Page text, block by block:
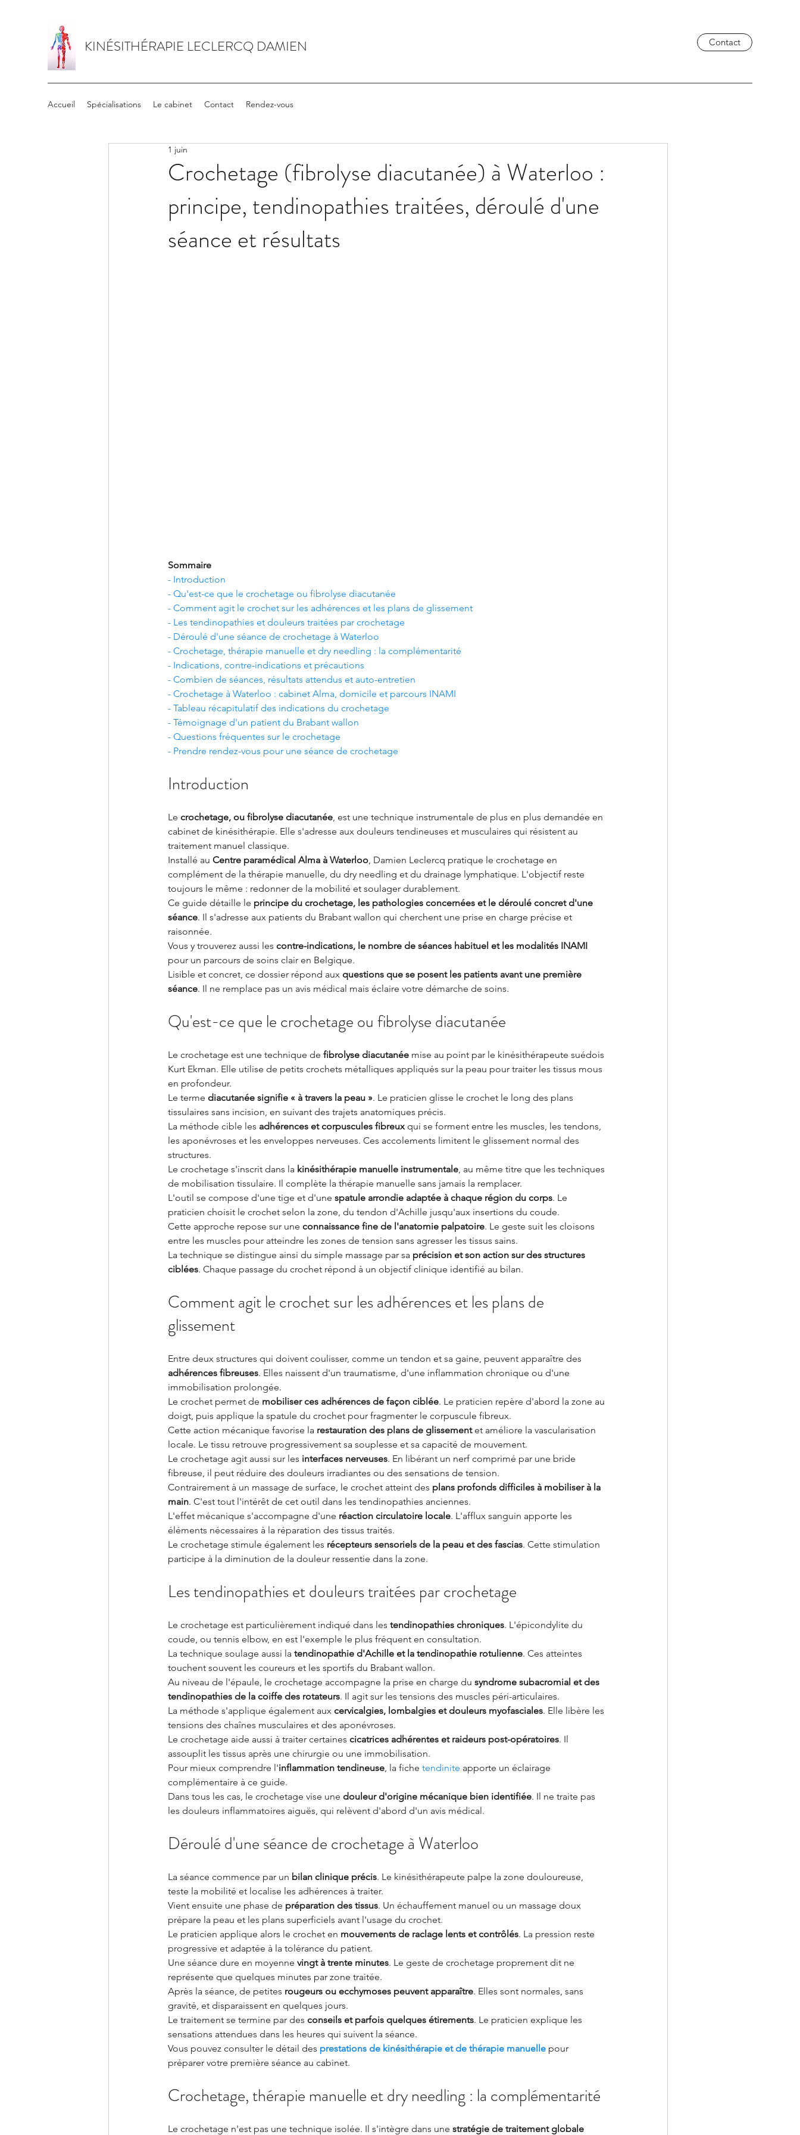
KINÉSITHÉRAPIE LECLERCQ DAMIEN Contact
Accueil Spécialisations Le cabinet Contact Rendez-vous
Crochetage (fibrolyse diacutanée) à Waterloo :
principe, tendinopathies traitées, déroulé d'une
séance et résultats
1 juin
Sommaire
- Introduction
- Qu'est-ce que le crochetage ou fibrolyse diacutanée
- Comment agit le crochet sur les adhérences et les plans de glissement
- Les tendinopathies et douleurs traitées par crochetage
- Déroulé d'une séance de crochetage à Waterloo
- Crochetage, thérapie manuelle et dry needling : la complémentarité
- Indications, contre-indications et précautions
- Combien de séances, résultats attendus et auto-entretien
- Crochetage à Waterloo : cabinet Alma, domicile et parcours INAMI
- Tableau récapitulatif des indications du crochetage
- Témoignage d'un patient du Brabant wallon
- Questions fréquentes sur le crochetage
- Prendre rendez-vous pour une séance de crochetage
Introduction
Le crochetage, ou fibrolyse diacutanée, est une technique instrumentale de plus en plus demandée en
cabinet de kinésithérapie. Elle s'adresse aux douleurs tendineuses et musculaires qui résistent au
traitement manuel classique.
Installé au Centre paramédical Alma à Waterloo, Damien Leclercq pratique le crochetage en
complément de la thérapie manuelle, du dry needling et du drainage lymphatique. L'objectif reste
toujours le même : redonner de la mobilité et soulager durablement.
Ce guide détaille le principe du crochetage, les pathologies concernées et le déroulé concret d'une
séance. Il s'adresse aux patients du Brabant wallon qui cherchent une prise en charge précise et
raisonnée.
Vous y trouverez aussi les contre-indications, le nombre de séances habituel et les modalités INAMI
pour un parcours de soins clair en Belgique.
Lisible et concret, ce dossier répond aux questions que se posent les patients avant une première
séance. Il ne remplace pas un avis médical mais éclaire votre démarche de soins.
Qu'est-ce que le crochetage ou fibrolyse diacutanée
Le crochetage est une technique de fibrolyse diacutanée mise au point par le kinésithérapeute suédois
Kurt Ekman. Elle utilise de petits crochets métalliques appliqués sur la peau pour traiter les tissus mous
en profondeur.
Le terme diacutanée signifie « à travers la peau ». Le praticien glisse le crochet le long des plans
tissulaires sans incision, en suivant des trajets anatomiques précis.
La méthode cible les adhérences et corpuscules fibreux qui se forment entre les muscles, les tendons,
les aponévroses et les enveloppes nerveuses. Ces accolements limitent le glissement normal des
structures.
Le crochetage s'inscrit dans la kinésithérapie manuelle instrumentale, au même titre que les techniques
de mobilisation tissulaire. Il complète la thérapie manuelle sans jamais la remplacer.
L'outil se compose d'une tige et d'une spatule arrondie adaptée à chaque région du corps. Le
praticien choisit le crochet selon la zone, du tendon d'Achille jusqu'aux insertions du coude.
Cette approche repose sur une connaissance fine de l'anatomie palpatoire. Le geste suit les cloisons
entre les muscles pour atteindre les zones de tension sans agresser les tissus sains.
La technique se distingue ainsi du simple massage par sa précision et son action sur des structures
ciblées. Chaque passage du crochet répond à un objectif clinique identifié au bilan.
Comment agit le crochet sur les adhérences et les plans de
glissement
Entre deux structures qui doivent coulisser, comme un tendon et sa gaine, peuvent apparaître des
adhérences fibreuses. Elles naissent d'un traumatisme, d'une inflammation chronique ou d'une
immobilisation prolongée.
Le crochet permet de mobiliser ces adhérences de façon ciblée. Le praticien repère d'abord la zone au
doigt, puis applique la spatule du crochet pour fragmenter le corpuscule fibreux.
Cette action mécanique favorise la restauration des plans de glissement et améliore la vascularisation
locale. Le tissu retrouve progressivement sa souplesse et sa capacité de mouvement.
Le crochetage agit aussi sur les interfaces nerveuses. En libérant un nerf comprimé par une bride
fibreuse, il peut réduire des douleurs irradiantes ou des sensations de tension.
Contrairement à un massage de surface, le crochet atteint des plans profonds difficiles à mobiliser à la
main. C'est tout l'intérêt de cet outil dans les tendinopathies anciennes.
L'effet mécanique s'accompagne d'une réaction circulatoire locale. L'afflux sanguin apporte les
éléments nécessaires à la réparation des tissus traités.
Le crochetage stimule également les récepteurs sensoriels de la peau et des fascias. Cette stimulation
participe à la diminution de la douleur ressentie dans la zone.
Les tendinopathies et douleurs traitées par crochetage
Le crochetage est particulièrement indiqué dans les tendinopathies chroniques. L'épicondylite du
coude, ou tennis elbow, en est l'exemple le plus fréquent en consultation.
La technique soulage aussi la tendinopathie d'Achille et la tendinopathie rotulienne. Ces atteintes
touchent souvent les coureurs et les sportifs du Brabant wallon.
Au niveau de l'épaule, le crochetage accompagne la prise en charge du syndrome subacromial et des
tendinopathies de la coiffe des rotateurs. Il agit sur les tensions des muscles péri-articulaires.
La méthode s'applique également aux cervicalgies, lombalgies et douleurs myofasciales. Elle libère les
tensions des chaînes musculaires et des aponévroses.
Le crochetage aide aussi à traiter certaines cicatrices adhérentes et raideurs post-opératoires. Il
assouplit les tissus après une chirurgie ou une immobilisation.
Pour mieux comprendre l'inflammation tendineuse, la fiche tendinite apporte un éclairage
complémentaire à ce guide.
Dans tous les cas, le crochetage vise une douleur d'origine mécanique bien identifiée. Il ne traite pas
les douleurs inflammatoires aiguës, qui relèvent d'abord d'un avis médical.
Déroulé d'une séance de crochetage à Waterloo
La séance commence par un bilan clinique précis. Le kinésithérapeute palpe la zone douloureuse,
teste la mobilité et localise les adhérences à traiter.
Vient ensuite une phase de préparation des tissus. Un échauffement manuel ou un massage doux
prépare la peau et les plans superficiels avant l'usage du crochet.
Le praticien applique alors le crochet en mouvements de raclage lents et contrôlés. La pression reste
progressive et adaptée à la tolérance du patient.
Une séance dure en moyenne vingt à trente minutes. Le geste de crochetage proprement dit ne
représente que quelques minutes par zone traitée.
Après la séance, de petites rougeurs ou ecchymoses peuvent apparaître. Elles sont normales, sans
gravité, et disparaissent en quelques jours.
Le traitement se termine par des conseils et parfois quelques étirements. Le praticien explique les
sensations attendues dans les heures qui suivent la séance.
Vous pouvez consulter le détail des prestations de kinésithérapie et de thérapie manuelle pour
préparer votre première séance au cabinet.
Crochetage, thérapie manuelle et dry needling : la complémentarité
Le crochetage n'est pas une technique isolée. Il s'intègre dans une stratégie de traitement globale